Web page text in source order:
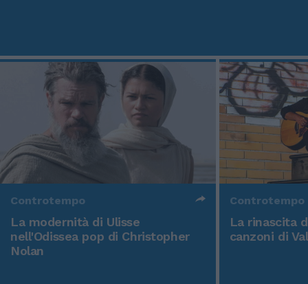
Controtempo
La modernità di Ulisse
nell'Odissea pop di Christopher
Nolan
Controtempo
La rinascita
canzoni di